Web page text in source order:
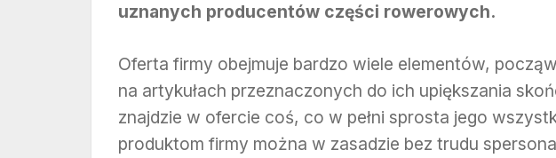
uznanych producentów części rowerowych.
Oferta firmy obejmuje bardzo wiele elementów,
na artykułach przeznaczonych do ich upiększania
znajdzie w ofercie coś, co w pełni sprosta jego
produktom firmy można w zasadzie bez trudu